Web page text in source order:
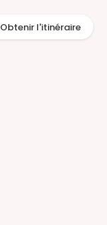
Obtenir l'itinéraire